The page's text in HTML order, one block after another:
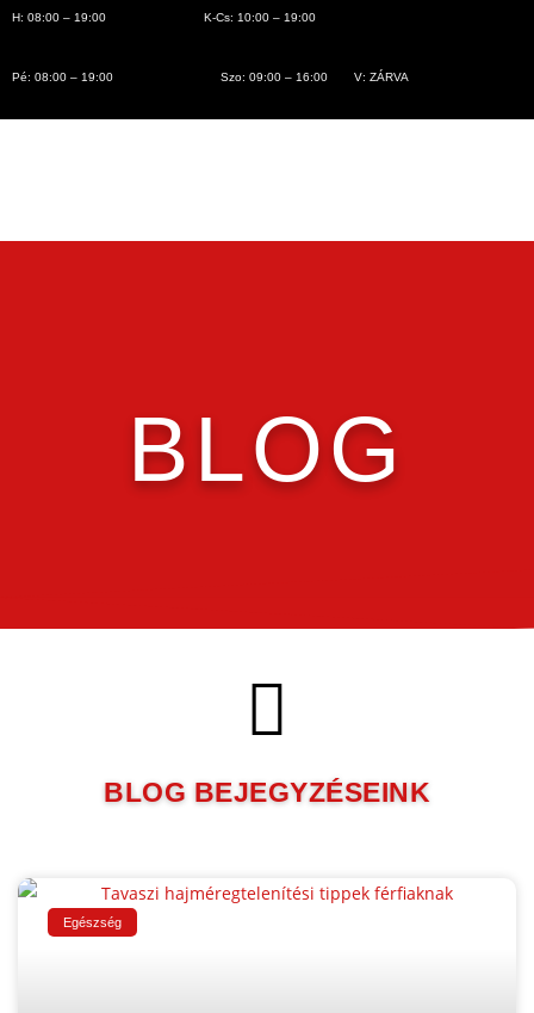
H: 08:00 – 19:00 K-Cs: 10:00 – 19:00
Pé: 08:00 – 19:00 Szo: 09:00 – 16:00 V: ZÁRVA
BLOG
BLOG BEJEGYZÉSEINK
Egészség